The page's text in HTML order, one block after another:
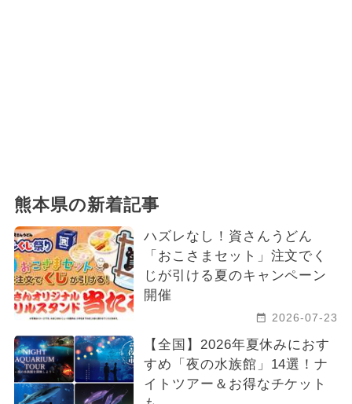
熊本県の新着記事
ハズレなし！資さんうどん
「おこさまセット」注文でく
じが引ける夏のキャンペーン
開催
2026-07-23
【全国】2026年夏休みにおす
すめ「夜の水族館」14選！ナ
イトツアー＆お得なチケット